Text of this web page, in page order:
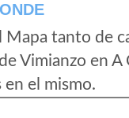
Mapa tanto de
Vimianzo en
en el mismo.